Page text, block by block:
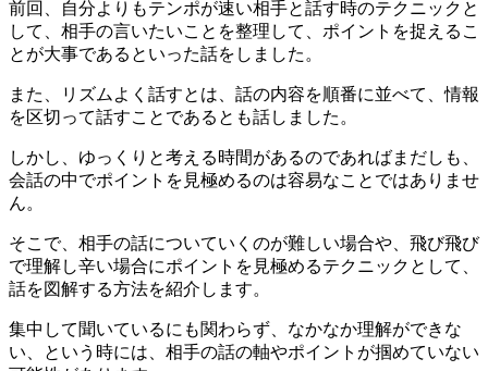
前回、自分よりもテンポが速い相手と話す時のテクニックと
して、相手の言いたいことを整理して、ポイントを捉えるこ
とが大事であるといった話をしました。
また、リズムよく話すとは、話の内容を順番に並べて、情報
を区切って話すことであるとも話しました。
しかし、ゆっくりと考える時間があるのであればまだしも、
会話の中でポイントを見極めるのは容易なことではありませ
ん。
そこで、相手の話についていくのが難しい場合や、飛び飛び
で理解し辛い場合にポイントを見極めるテクニックとして、
話を図解する方法を紹介します。
集中して聞いているにも関わらず、なかなか理解ができな
い、という時には、相手の話の軸やポイントが掴めていない